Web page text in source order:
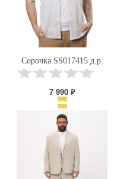
Сорочка SS017415 д.р.
7 990 ₽